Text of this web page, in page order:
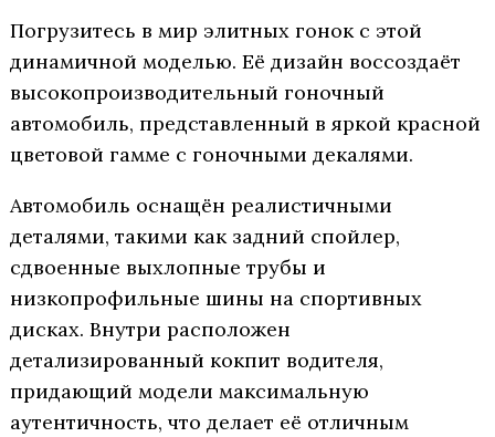
Погрузитесь в мир элитных гонок с этой
динамичной моделью. Её дизайн воссоздаёт
высокопроизводительный гоночный
автомобиль, представленный в яркой красной
цветовой гамме с гоночными декалями.
Автомобиль оснащён реалистичными
деталями, такими как задний спойлер,
сдвоенные выхлопные трубы и
низкопрофильные шины на спортивных
дисках. Внутри расположен
детализированный кокпит водителя,
придающий модели максимальную
аутентичность, что делает её отличным